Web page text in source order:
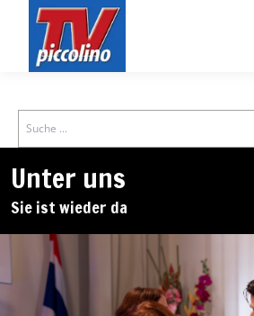
Search
Unter uns
Sie ist wieder da